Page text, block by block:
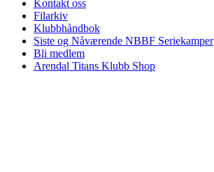
Kontakt oss
Filarkiv
Klubbhåndbok
Siste og Nåværende NBBF Seriekamper
Bli medlem
Arendal Titans Klubb Shop